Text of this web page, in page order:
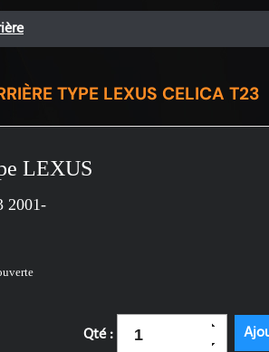
TYPE LEXUS CELICA T23
LEXUS
2001-
Qté :